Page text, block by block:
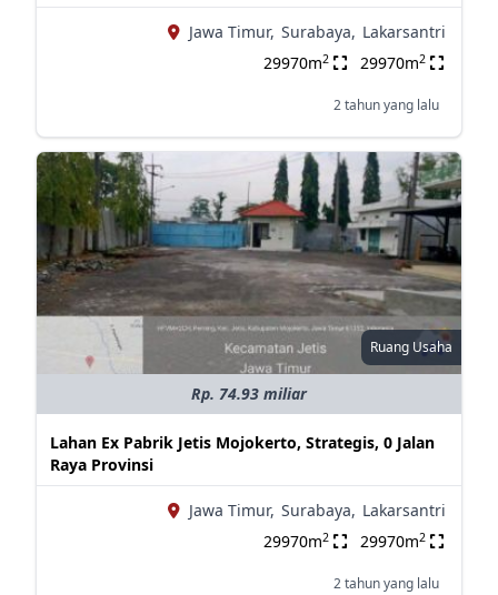
Jawa Timur, Surabaya, Lakarsantri
29970m2 29970m2
2 tahun yang lalu
Ruang Usaha
Rp. 74.93 miliar
Lahan Ex Pabrik Jetis Mojokerto, Strategis, 0 Jalan
Raya Provinsi
Jawa Timur, Surabaya, Lakarsantri
29970m2 29970m2
2 tahun yang lalu